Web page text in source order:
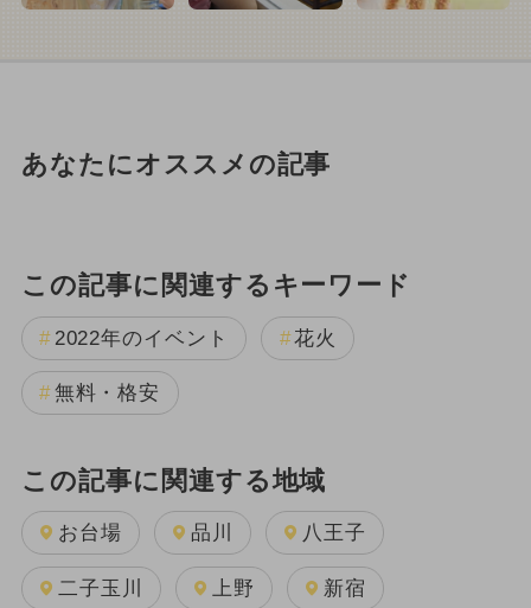
あなたにオススメの記事
この記事に関連するキーワード
2022年のイベント 花火
無料・格安
この記事に関連する地域
お台場 品川 八王子
二子玉川 上野 新宿